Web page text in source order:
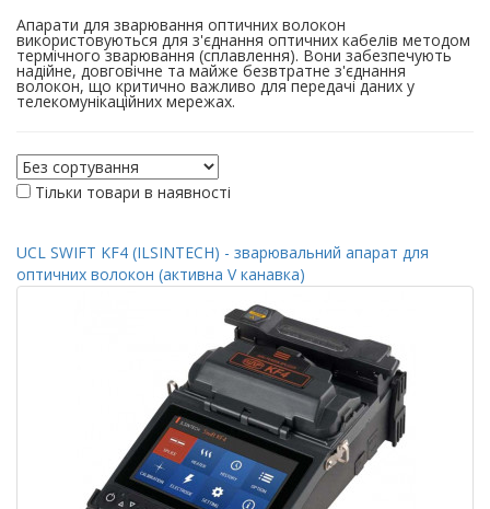
Апарати для зварювання оптичних волокон
використовуються для з'єднання оптичних кабелів методом
термічного зварювання (сплавлення). Вони забезпечують
надійне, довговічне та майже безвтратне з'єднання
волокон, що критично важливо для передачі даних у
телекомунікаційних мережах.
Тільки товари в наявності
UCL SWIFT KF4 (ILSINTECH) - зварювальний апарат для
оптичних волокон (активна V канавка)